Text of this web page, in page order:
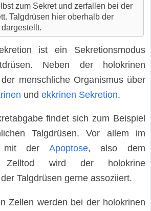
zum Sekret und zerfallen bei der
Talgdrüsen hier oberhalb der
ist ein Sekretionsmodus
Neben der holokrinen
menschliche Organismus über
und ekkrinen Sekretion.
findet sich zum Beispiel
Talgdrüsen. Vor allem im
mit der Apoptose, also dem
Zelltod wird der holokrine
Talgdrüsen gerne assoziiert.
Zellen werden bei der holokrinen